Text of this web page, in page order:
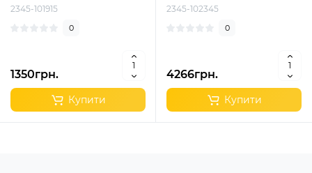
2345-101915
0
1350грн.
Купити
2345-102345
0
4266грн.
Купити